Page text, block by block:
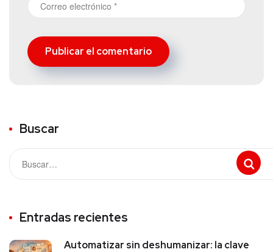
Buscar
Entradas recientes
Automatizar sin deshumanizar: la clave